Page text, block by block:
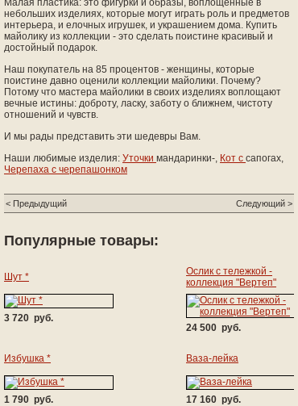
Малая пластика: это фигурки и образы, воплощенные в
небольших изделиях, которые могут играть роль и предметов
интерьера, и елочных игрушек, и украшением дома. Купить
майолику из коллекции - это сделать поистине красивый и
достойный подарок.
Наш покупатель на 85 процентов - женщины, которые
поистине давно оценили коллекции майолики. Почему?
Потому что мастера майолики в своих изделиях воплощают
вечные истины: доброту, ласку, заботу о ближнем, чистоту
отношений и чувств.
И мы рады представить эти шедевры Вам.
Наши любимые изделия: Уточки мандаринки-, Кот с сапогах,
Черепаха с черепашонком
< Предыдущий Следующий >
Популярные товары:
Шут *
3 720 руб.
Ослик с тележкой -
коллекция "Вертеп"
24 500 руб.
Избушка *
1 790 руб.
Ваза-лейка
17 160 руб.